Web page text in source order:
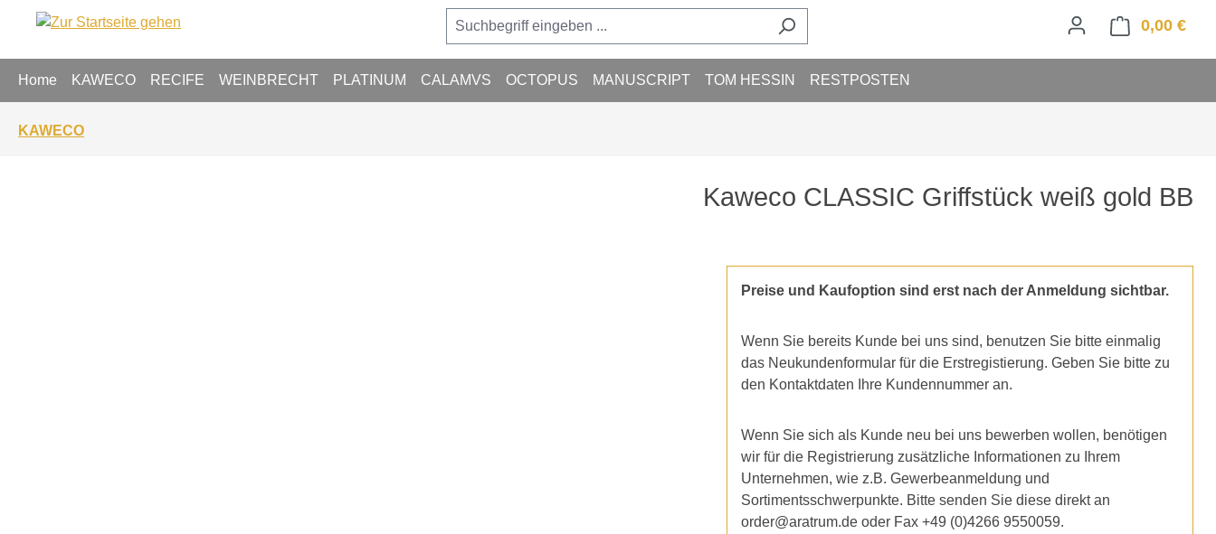
Zur Hauptnavigation springen 0,00 €
Home KAWECO RECIFE WEINBRECHT PLATINUM CALAMVS OCTOPUS MANUSCRIPT TOM HESSIN RESTPOSTEN
KAWECO
Kaweco CLASSIC Griffstück weiß gold BB
Preise und Kaufoption sind erst nach der Anmeldung sichtbar.
Wenn Sie bereits Kunde bei uns sind, benutzen Sie bitte einmalig
das Neukundenformular für die Erstregistierung. Geben Sie bitte zu
den Kontaktdaten Ihre Kundennummer an.
Wenn Sie sich als Kunde neu bei uns bewerben wollen, benötigen
wir für die Registrierung zusätzliche Informationen zu Ihrem
Unternehmen, wie z.B. Gewerbeanmeldung und
Sortimentsschwerpunkte. Bitte senden Sie diese direkt an
order@aratrum.de oder Fax +49 (0)4266 9550059.